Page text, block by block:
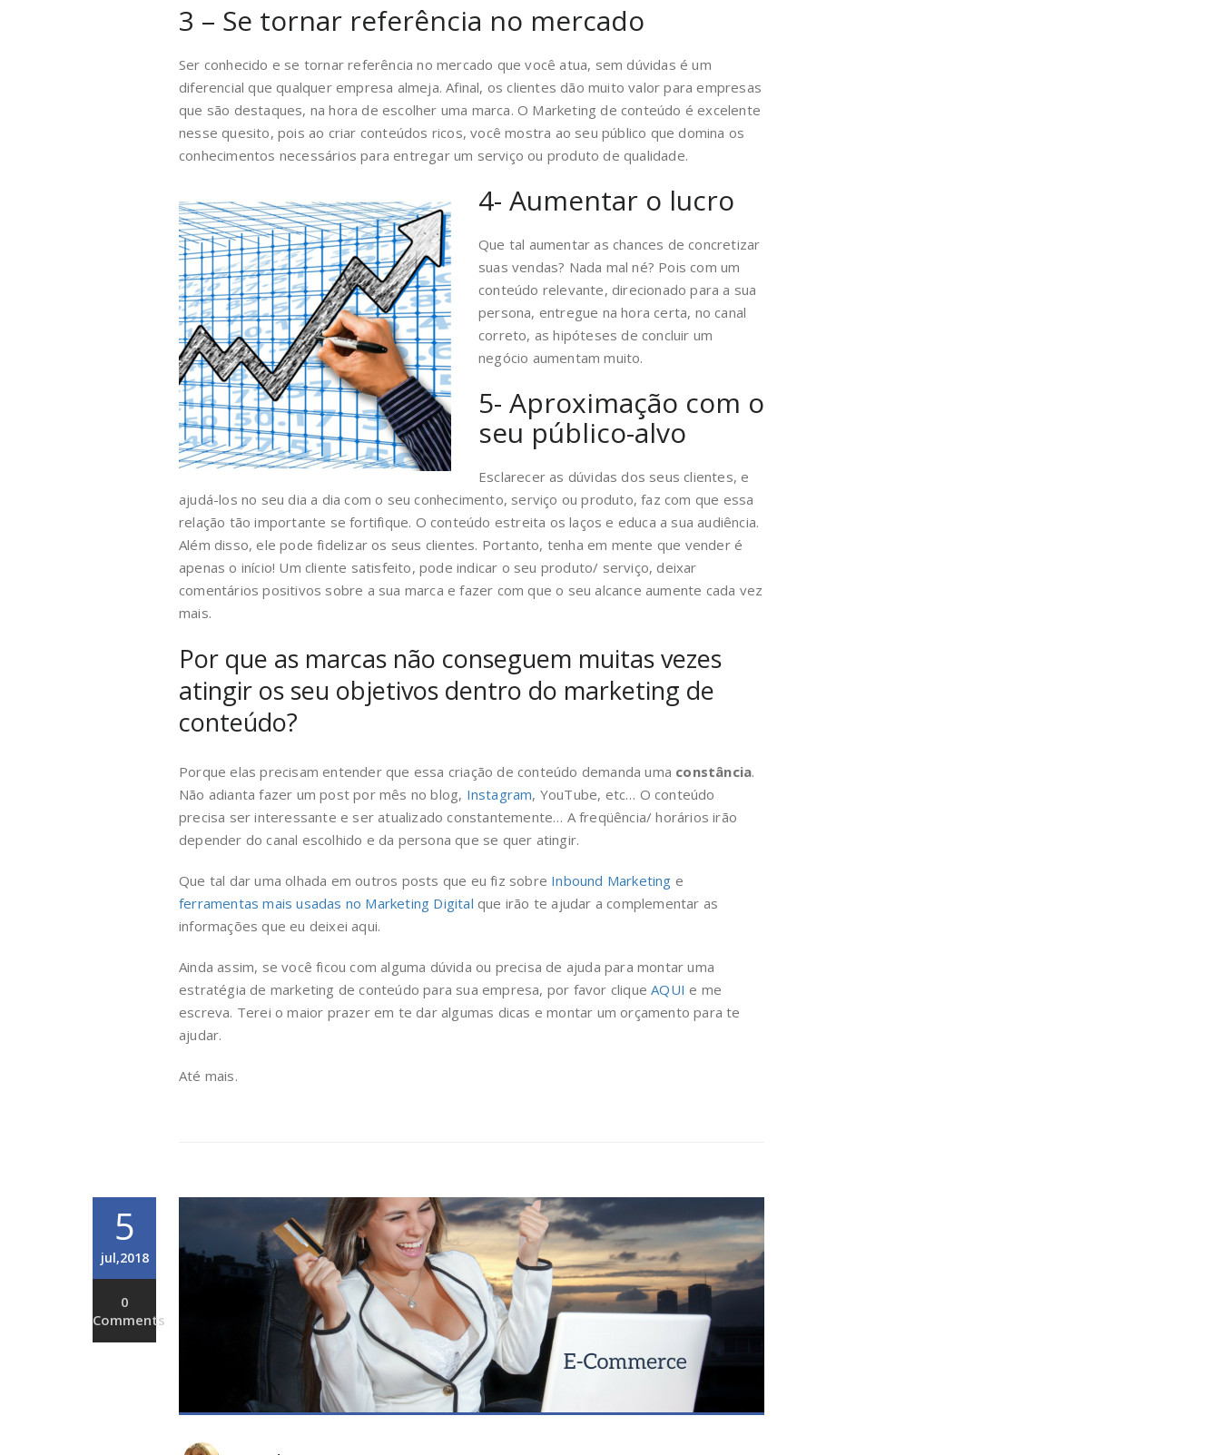
3 – Se tornar referência no mercado
Ser conhecido e se tornar referência no mercado que você atua, sem dúvidas é um
diferencial que qualquer empresa almeja. Afinal, os clientes dão muito valor para empresas
que são destaques, na hora de escolher uma marca. O Marketing de conteúdo é excelente
nesse quesito, pois ao criar conteúdos ricos, você mostra ao seu público que domina os
conhecimentos necessários para entregar um serviço ou produto de qualidade.
4- Aumentar o lucro
Que tal aumentar as chances de concretizar
suas vendas? Nada mal né? Pois com um
conteúdo relevante, direcionado para a sua
persona, entregue na hora certa, no canal
correto, as hipóteses de concluir um
negócio aumentam muito.
5- Aproximação com o
seu público-alvo
Esclarecer as dúvidas dos seus clientes, e
ajudá-los no seu dia a dia com o seu conhecimento, serviço ou produto, faz com que essa
relação tão importante se fortifique. O conteúdo estreita os laços e educa a sua audiência.
Além disso, ele pode fidelizar os seus clientes. Portanto, tenha em mente que vender é
apenas o início! Um cliente satisfeito, pode indicar o seu produto/ serviço, deixar
comentários positivos sobre a sua marca e fazer com que o seu alcance aumente cada vez
mais.
Por que as marcas não conseguem muitas vezes
atingir os seu objetivos dentro do marketing de
conteúdo?
Porque elas precisam entender que essa criação de conteúdo demanda uma constância.
Não adianta fazer um post por mês no blog, Instagram, YouTube, etc… O conteúdo
precisa ser interessante e ser atualizado constantemente… A freqüência/ horários irão
depender do canal escolhido e da persona que se quer atingir.
Que tal dar uma olhada em outros posts que eu fiz sobre Inbound Marketing e
ferramentas mais usadas no Marketing Digital que irão te ajudar a complementar as
informações que eu deixei aqui.
Ainda assim, se você ficou com alguma dúvida ou precisa de ajuda para montar uma
estratégia de marketing de conteúdo para sua empresa, por favor cliqueAQUI e me
escreva. Terei o maior prazer em te dar algumas dicas e montar um orçamento para te
ajudar.
Até mais.
5
jul,2018
0
Comments